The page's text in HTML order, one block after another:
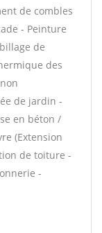
de combles
- Peinture
de
des
de jardin -
en béton /
(Extension
de toiture -
-